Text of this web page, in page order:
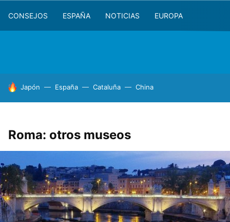
CONSEJOS ESPAÑA NOTICIAS EUROPA
HOY SE HABLA DE
Japón España Cataluña China
Roma: otros museos